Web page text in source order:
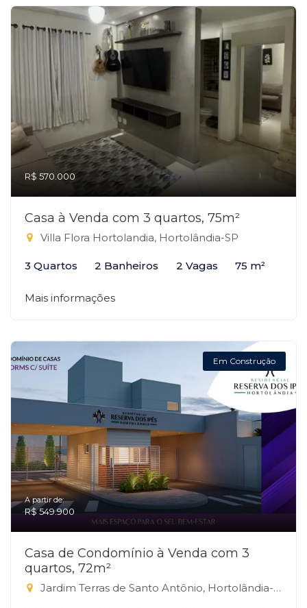
R$ 570.000
Casa à Venda com 3 quartos, 75m²
Villa Flora Hortolandia, Hortolândia-SP
3 Quartos 2 Banheiros 2 Vagas 75 m²
Mais informações
Em Construção
A partir de:
R$ 549.900
Casa de Condomínio à Venda com 3
quartos, 72m²
Jardim Terras de Santo Antônio, Hortolândia-SP